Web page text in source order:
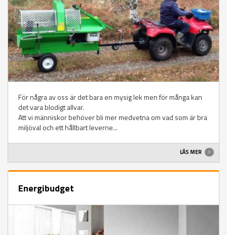
För några av oss är det bara en mysig lek men för många kan
det vara blodigt allvar.
Att vi människor behöver bli mer medvetna om vad som är bra
miljöval och ett hållbart leverne...
LÄS MER
Energibudget